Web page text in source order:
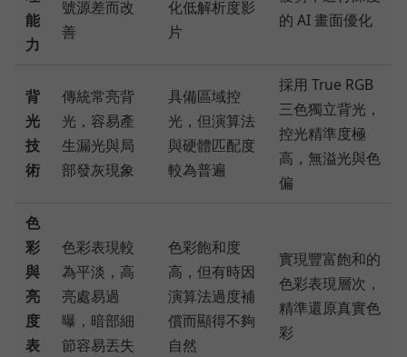
能
力
號源差而改
善
化低解析度影
片
的 AI 畫面優化
背
光
技
術
傳統常亮背
光，容易產
生漏光與局
部發灰現象
具備區域控
光，但演算法
與硬體匹配度
較為普遍
採用 True RGB
三色獨立背光，
控光精準度極
高，無溢光與色
偏
色
彩
與
亮
度
表
色彩表現較
為平淡，高
亮處易過
曝，暗部細
節容易丟失
色彩飽和度
高，但有時因
演算法過度補
償而顯得不夠
自然
實現豐富飽和的
色彩表現層次，
精準還原真實色
彩